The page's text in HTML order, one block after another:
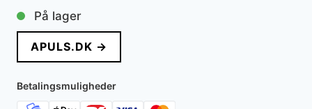
oprindelige
pris
var:
1.299 kr..
På lager
APULS.DK →
Betalingsmuligheder